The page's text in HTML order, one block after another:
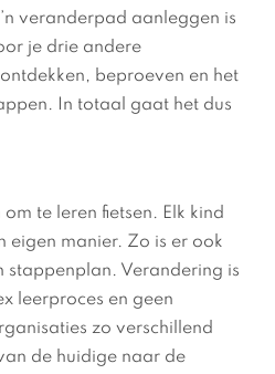
veranderpad aanleggen is
je drie andere
beproeven en het
In totaal gaat het dus
te leren fietsen. Elk kind
eigen manier. Zo is er ook
Verandering is
leerproces en geen
zo verschillend
de huidige naar de